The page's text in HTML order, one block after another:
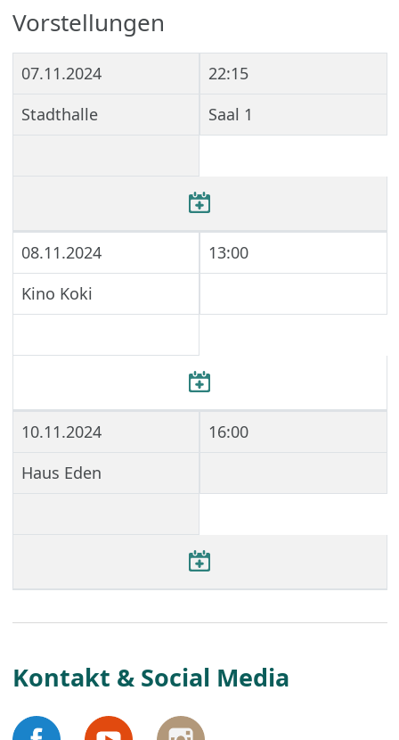
Vorstellungen
07.11.2024
22:15
Stadthalle
Saal 1
08.11.2024
13:00
Kino Koki
10.11.2024
16:00
Haus Eden
Kontakt & Social Media